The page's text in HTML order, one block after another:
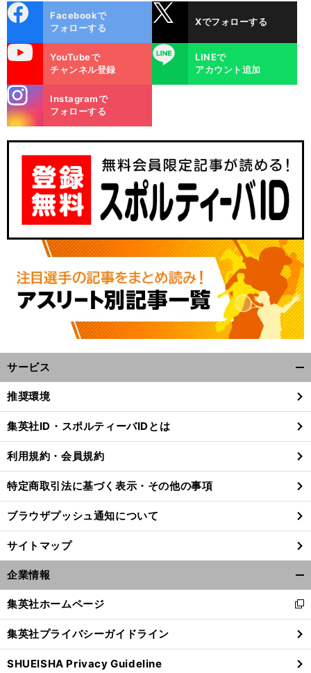
前
ok
Facebookで
フォローする
Xでフォローする
YouTubeで
チャンネル登録
LINE
LINEで
アカウント追加
m
Instagramで
フォローする
サービス
閉
る
推奨環境
集英社ID・スポルティーバIDとは
利用規約・会員規約
特定商取引法に基づく表示・その他の事項
ブラウザプッシュ通知について
サイトマップ
企業情報
閉
る
集英社ホームページ
新
し
い
ウ
ィ
集英社プライバシーガイドライン
SHUEISHA Privacy Guideline